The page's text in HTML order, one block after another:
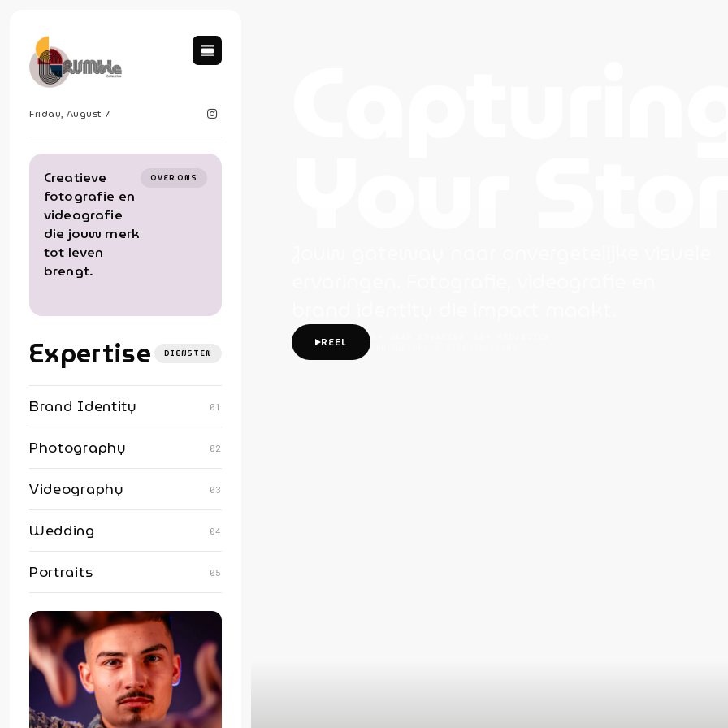
Friday, August 7
Creatieve
fotografie en
videografie
die jouw merk
tot leven
brengt.
OVER ONS
Expertise DIENSTEN
Brand Identity 01
Photography 02
Videography 03
Wedding 04
Portraits 05
REEL